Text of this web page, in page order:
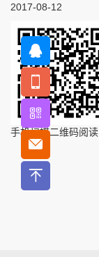
2017-08-12
手机扫描二维码阅读